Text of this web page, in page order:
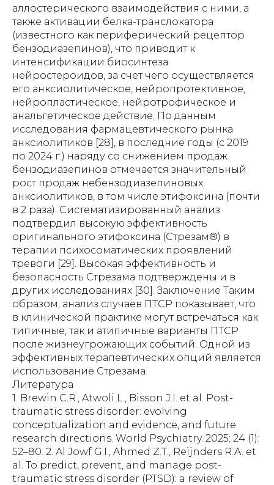
Литература
1. Brewin C.R., Atwoli L., Bisson J.I. et al. Post-
traumatic stress disorder: evolving
conceptualization and evidence, and future
research directions. World Psychiatry. 2025; 24 (1):
52–80. 2. Al Jowf G.I., Ahmed Z.T., Reijnders R.A. et
al. To predict, prevent, and manage post-
traumatic stress disorder (PTSD): a review of